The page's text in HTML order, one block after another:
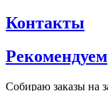
Контакты
Рекомендуем
Собираю заказы на